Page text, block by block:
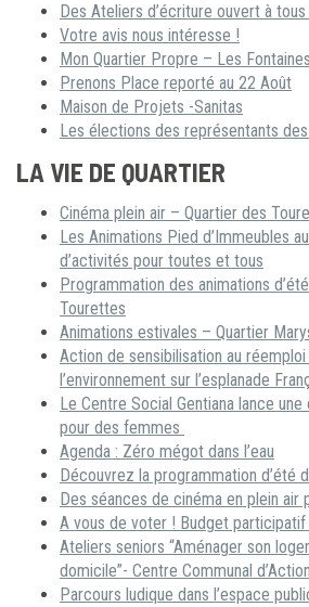
Des Ateliers d’écriture ouvert à tous
Votre avis nous intéresse !
Mon Quartier Propre – Les Fontaines
Prenons Place reporté au 22 Août
Maison de Projets -Sanitas
Les élections des représentants
LA VIE DE QUARTIER
Cinéma plein air – Quartier des
Les Animations Pied d’Immeubles
d’activités pour toutes et tous
Programmation des animations
Tourettes
Animations estivales – Quartier
Action de sensibilisation au
l’environnement sur l’esplanade
Le Centre Social Gentiana lance
pour des femmes
Agenda : Zéro mégot dans l’eau
Découvrez la programmation d’été
Des séances de cinéma en plein air
A vous de voter ! Budget
Ateliers seniors “Aménager son
domicile”- Centre Communal
Parcours ludique dans l’espace